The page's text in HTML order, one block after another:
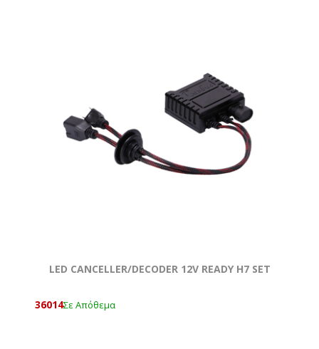
LED CANCELLER/DECODER 12V READY H7 SET
36014Σε Απόθεμα